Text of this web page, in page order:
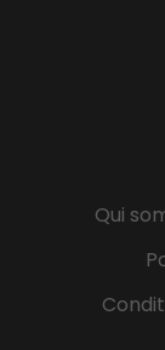
Qui